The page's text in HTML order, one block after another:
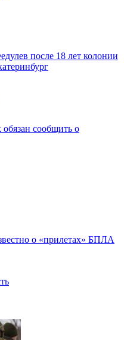
после 18 лет колонии
сообщить о
о «прилетах» БПЛА